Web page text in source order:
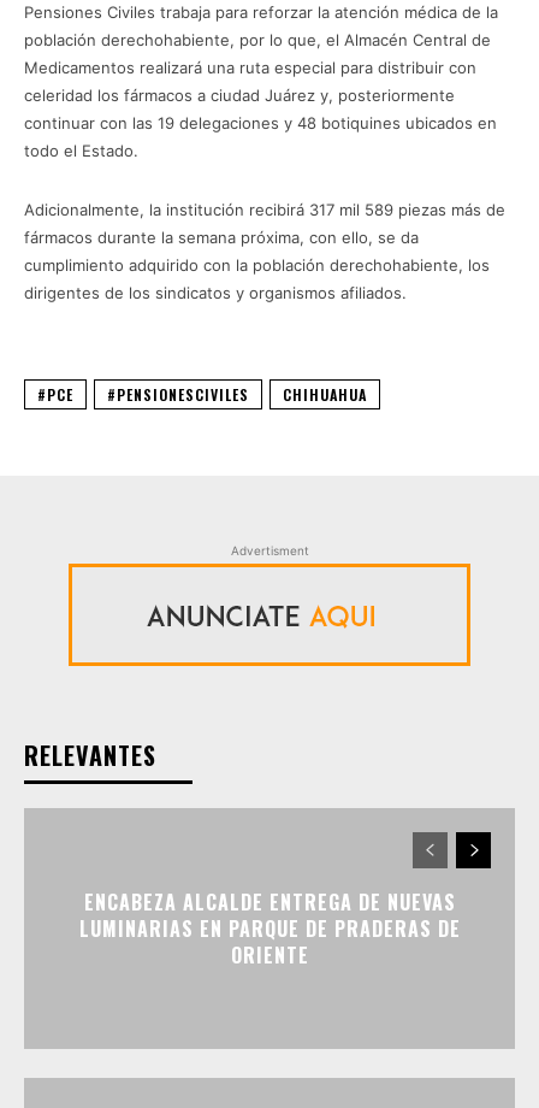
Pensiones Civiles trabaja para reforzar la atención médica de la
población derechohabiente, por lo que, el Almacén Central de
Medicamentos realizará una ruta especial para distribuir con
celeridad los fármacos a ciudad Juárez y, posteriormente
continuar con las 19 delegaciones y 48 botiquines ubicados en
todo el Estado.
Adicionalmente, la institución recibirá 317 mil 589 piezas más de
fármacos durante la semana próxima, con ello, se da
cumplimiento adquirido con la población derechohabiente, los
dirigentes de los sindicatos y organismos afiliados.
#PCE #PENSIONESCIVILES CHIHUAHUA
Advertisment
RELEVANTES
ENCABEZA ALCALDE ENTREGA DE NUEVAS
LUMINARIAS EN PARQUE DE PRADERAS DE
ORIENTE